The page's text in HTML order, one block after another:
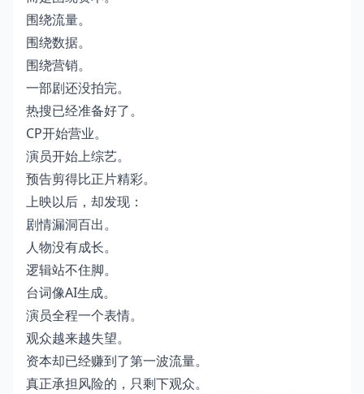
围绕流量。
围绕数据。
围绕营销。
一部剧还没拍完。
热搜已经准备好了。
CP开始营业。
演员开始上综艺。
预告剪得比正片精彩。
上映以后，却发现：
剧情漏洞百出。
人物没有成长。
逻辑站不住脚。
台词像AI生成。
演员全程一个表情。
观众越来越失望。
资本却已经赚到了第一波流量。
真正承担风险的，只剩下观众。